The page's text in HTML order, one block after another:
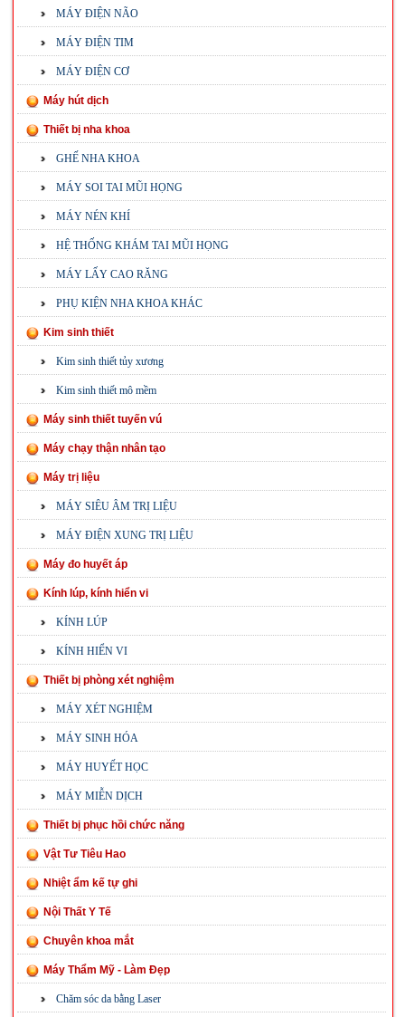
MÁY ĐIỆN NÃO
MÁY ĐIỆN TIM
MÁY ĐIỆN CƠ
Máy hút dịch
Thiết bị nha khoa
GHẾ NHA KHOA
MÁY SOI TAI MŨI HỌNG
MÁY NÉN KHÍ
HỆ THỐNG KHÁM TAI MŨI HỌNG
MÁY LẤY CAO RĂNG
PHỤ KIỆN NHA KHOA KHÁC
Kim sinh thiết
Kim sinh thiết tủy xương
Kim sinh thiết mô mềm
Máy sinh thiết tuyến vú
Máy chạy thận nhân tạo
Máy trị liệu
MÁY SIÊU ÂM TRỊ LIỆU
MÁY ĐIỆN XUNG TRỊ LIỆU
Máy đo huyết áp
Kính lúp, kính hiển vi
KÍNH LÚP
KÍNH HIỂN VI
Thiết bị phòng xét nghiệm
MÁY XÉT NGHIỆM
MÁY SINH HÓA
MÁY HUYẾT HỌC
MÁY MIỄN DỊCH
Thiết bị phục hồi chức năng
Vật Tư Tiêu Hao
Nhiệt ẩm kế tự ghi
Nội Thất Y Tế
Chuyên khoa mắt
Máy Thẩm Mỹ - Làm Đẹp
Chăm sóc da bằng Laser